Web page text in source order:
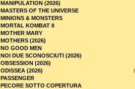
MANIPULATION (2026)
MASTERS OF THE UNIVERSE
MINIONS & MONSTERS
MORTAL KOMBAT II
MOTHER MARY
MOTHERS (2026)
NO GOOD MEN
NOI DUE SCONOSCIUTI (2026)
OBSESSION (2026)
ODISSEA (2026)
PASSENGER
PECORE SOTTO COPERTURA